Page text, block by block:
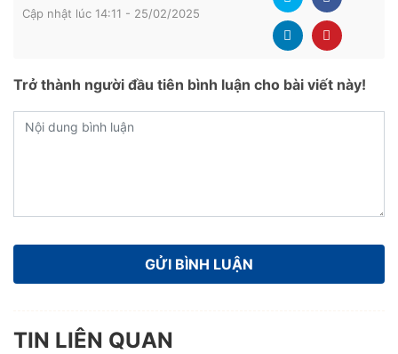
Cập nhật lúc 14:11 - 25/02/2025
Trở thành người đầu tiên bình luận cho bài viết này!
TIN LIÊN QUAN